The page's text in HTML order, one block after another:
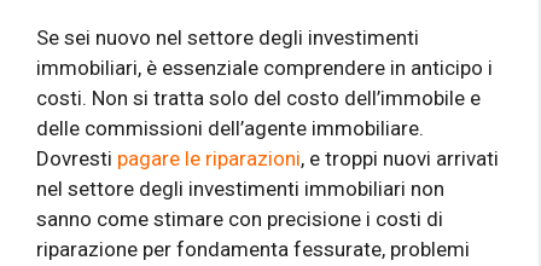
Se sei nuovo nel settore degli investimenti
immobiliari, è essenziale comprendere in anticipo i
costi. Non si tratta solo del costo dell’immobile e
delle commissioni dell’agente immobiliare.
Dovresti pagare le riparazioni, e troppi nuovi arrivati
​​nel settore degli investimenti immobiliari non
sanno come stimare con precisione i costi di
riparazione per fondamenta fessurate, problemi